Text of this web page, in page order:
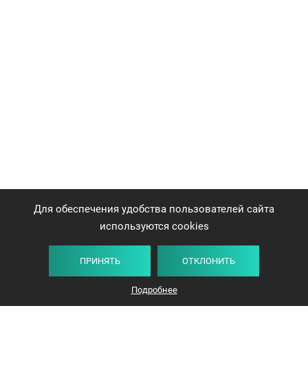
Для обеспечения удобства пользователей сайта
используются cookies
ПРИНЯТЬ ОТКЛОНИТЬ
Подробнее